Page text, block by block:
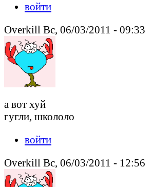
войти
Overkill Вс, 06/03/2011 - 09:33
а вот хуй
гугли, школоло
войти
Overkill Вс, 06/03/2011 - 12:56